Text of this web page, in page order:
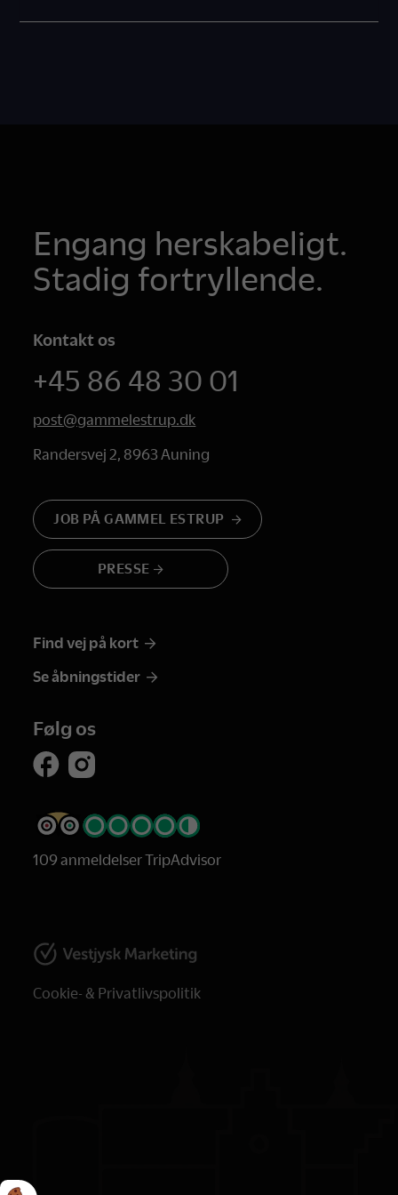
Engang herskabeligt.
Stadig fortryllende.
Kontakt os
+45 86 48 30 01
post@gammelestrup.dk
Randersvej 2, 8963 Auning
JOB PÅ GAMMEL ESTRUP
PRESSE
Find vej på kort
Se åbningstider
Følg os
109 anmeldelser TripAdvisor
Cookie- & Privatlivspolitik